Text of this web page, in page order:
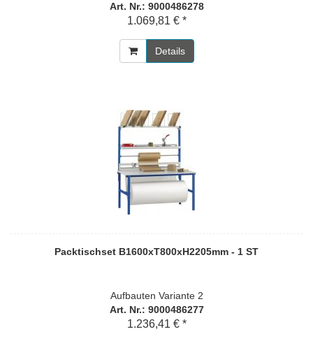
Art. Nr.: 9000486278
1.069,81 € *
Details
Packtischset B1600xT800xH2205mm - 1 ST
Aufbauten Variante 2
Art. Nr.: 9000486277
1.236,41 € *